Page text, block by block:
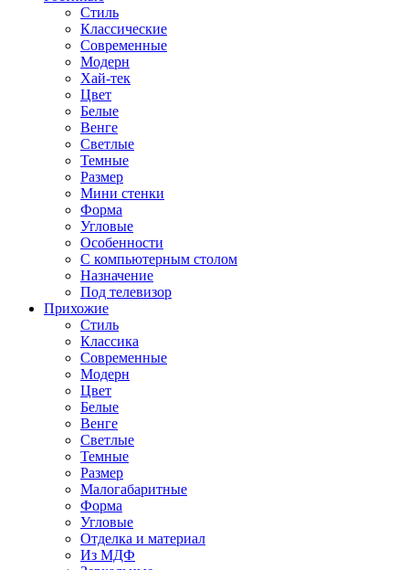
Стиль
Классические
Современные
Модерн
Хай-тек
Цвет
Белые
Венге
Светлые
Темные
Размер
Мини стенки
Форма
Угловые
Особенности
С компьютерным столом
Назначение
Под телевизор
Прихожие
Стиль
Классика
Современные
Модерн
Цвет
Белые
Венге
Светлые
Темные
Размер
Малогабаритные
Форма
Угловые
Отделка и материал
Из МДФ